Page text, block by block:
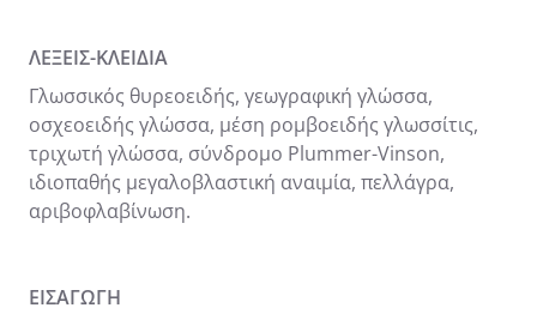
ΛΕΞΕΙΣ-ΚΛΕΙΔΙΑ
Γλωσσικός θυρεοειδής, γεωγραφική γλώσσα,
οσχεοειδής γλώσσα, μέση ρομβοειδής γλωσσίτις,
τριχωτή γλώσσα, σύνδρομο Plummer-Vinson,
ιδιοπαθής μεγαλοβλαστική αναιμία, πελλάγρα,
αριβοφλαβίνωση.
ΕΙΣΑΓΩΓΗ